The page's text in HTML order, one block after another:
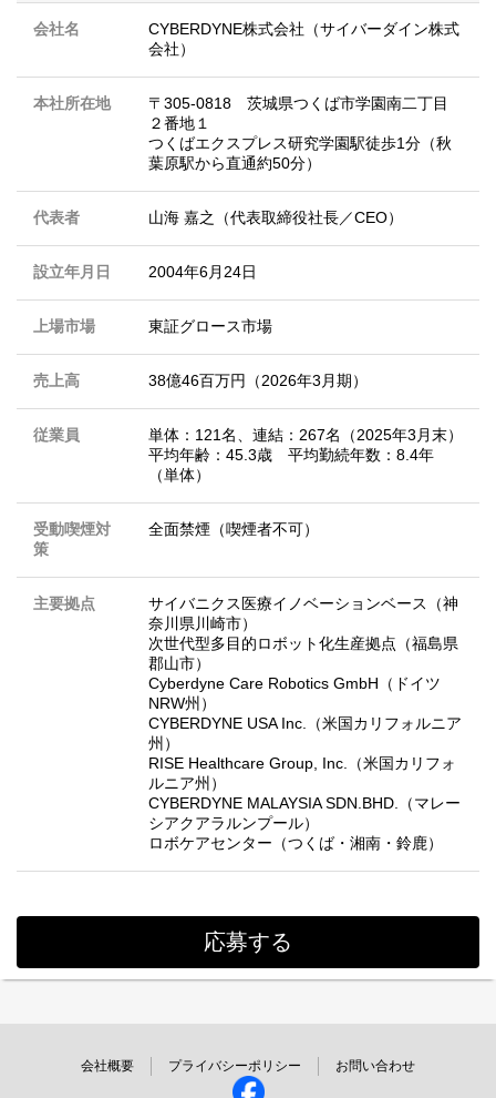
会社名
CYBERDYNE株式会社（サイバーダイン株式
会社）
本社所在地
〒305-0818 茨城県つくば市学園南二丁目
２番地１
つくばエクスプレス研究学園駅徒歩1分（秋
葉原駅から直通約50分）
代表者 山海 嘉之（代表取締役社長／CEO）
設立年月日 2004年6月24日
上場市場 東証グロース市場
売上高 38億46百万円（2026年3月期）
従業員
単体：121名、連結：267名（2025年3月末）
平均年齢：45.3歳 平均勤続年数：8.4年
（単体）
受動喫煙対
策
全面禁煙（喫煙者不可）
主要拠点
サイバニクス医療イノベーションベース（神
奈川県川崎市）
次世代型多目的ロボット化生産拠点（福島県
郡山市）
Cyberdyne Care Robotics GmbH（ドイツ
NRW州）
CYBERDYNE USA Inc.（米国カリフォルニア
州）
RISE Healthcare Group, Inc.（米国カリフォ
ルニア州）
CYBERDYNE MALAYSIA SDN.BHD.（マレー
シアクアラルンプール）
ロボケアセンター（つくば・湘南・鈴鹿）
応募する
会社概要 プライバシーポリシー お問い合わせ